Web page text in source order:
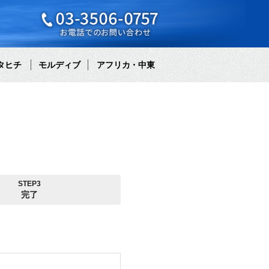
ヒチ モルディブ アフリカ・中東
STEP3
完了